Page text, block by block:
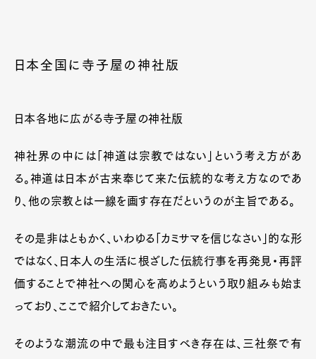
日本全国に寺子屋の神社版
日本各地に広がる寺子屋の神社版
神社界の中には「神道は宗教ではない」という考え方があ
る。神道は日本が古来奉じて来た伝統的な考え方なのであ
り、他の宗教とは一線を画す存在だというのが主旨である。
その是非はともかく、いわゆる「カミサマを信じなさい」的な形
ではなく、日本人の生活に根ざした伝統行事を再発見・再評
価することで神社への関心を高めようという取り組みも始ま
っており、ここで紹介しておきたい。
そのような潮流の中で最も注目すべき存在は、三社祭で有